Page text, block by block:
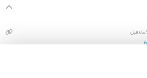
تماس مشتری، نام، آدرس و حتی سابقه